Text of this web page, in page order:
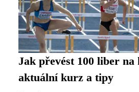
Jak převést 100 liber na
aktuální kurz a tipy